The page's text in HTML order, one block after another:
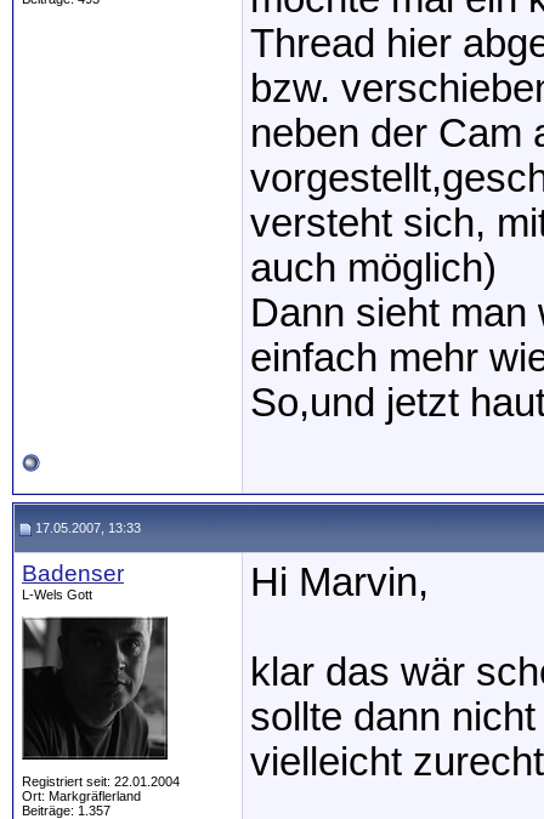
Thread hier
bzw.
neben der Cam
versteht sich,
auch möglich)
Dann sieht man
einfach mehr
So,und jetzt
17.05.2007, 13:33
Badenser
L-Wels Gott
Registriert seit: 22.01.2004
Ort: Markgräflerland
Beiträge: 1.357
Hi Marvin,
klar das wär
sollte dann
vielleicht